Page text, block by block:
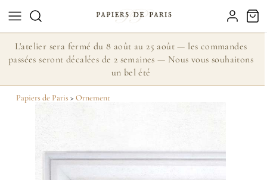
L'atelier sera fermé du 8 août au 25 août — les commandes
passées seront décalées de 2 semaines — Nous vous souhaitons
un bel été
Papiers de Paris >Ornement